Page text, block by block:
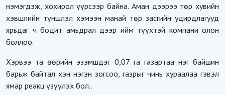
нэмэгдэж, хохирол үүрсээр байна. Аман дээрээ төр хувийн
хэвшлийн түншлэл хэмээн манай төр засгийн удирдлагууд
ярьдаг ч бодит амьдрал дээр ийм түүхтэй компани олон
боллоо.
Хэрвээ та өөрийн эзэмшдэг 0,07 га газартаа нэг байшин
барьж байтал хэн нэгэн зогсоо, газрыг чинь хураалаа гэвэл
ямар реакц үзүүлэх бол..